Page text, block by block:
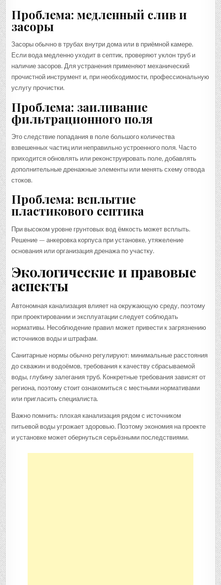
Проблема: медленный слив и
засоры
Засоры обычно в трубах внутри дома или в приёмной камере.
Если вода медленно уходит в септик, проверяют уклон труб и
наличие засоров. Для устранения применяют механический
прочистной инструмент и, при необходимости, профессиональную
услугу прочистки.
Проблема: заиливание
фильтрационного поля
Это следствие попадания в поле большого количества
взвешенных частиц или неправильно устроенного поля. Часто
приходится обновлять или реконструировать поле, добавлять
дополнительные дренажные элементы или менять схему отвода
стоков.
Проблема: всплытие
пластикового септика
При высоком уровне грунтовых вод ёмкость может всплыть.
Решение — анкеровка корпуса при установке, утяжеление
основания или организация дренажа по участку.
Экологические и правовые
аспекты
Автономная канализация влияет на окружающую среду, поэтому
при проектировании и эксплуатации следует соблюдать
нормативы. Несоблюдение правил может привести к загрязнению
источников воды и штрафам.
Санитарные нормы обычно регулируют: минимальные расстояния
до скважин и водоёмов, требования к качеству сбрасываемой
воды, глубину залегания труб. Конкретные требования зависят от
региона, поэтому стоит ознакомиться с местными нормативами
или пригласить специалиста.
Важно помнить: плохая канализация рядом с источником
питьевой воды угрожает здоровью. Поэтому экономия на проекте
и установке может обернуться серьёзными последствиями.